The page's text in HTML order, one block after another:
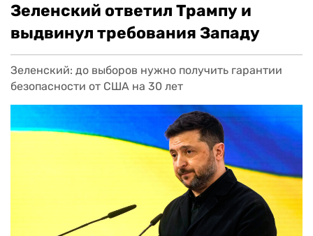
Зеленский ответил Трампу и
выдвинул требования Западу
Зеленский: до выборов нужно получить гарантии
безопасности от США на 30 лет